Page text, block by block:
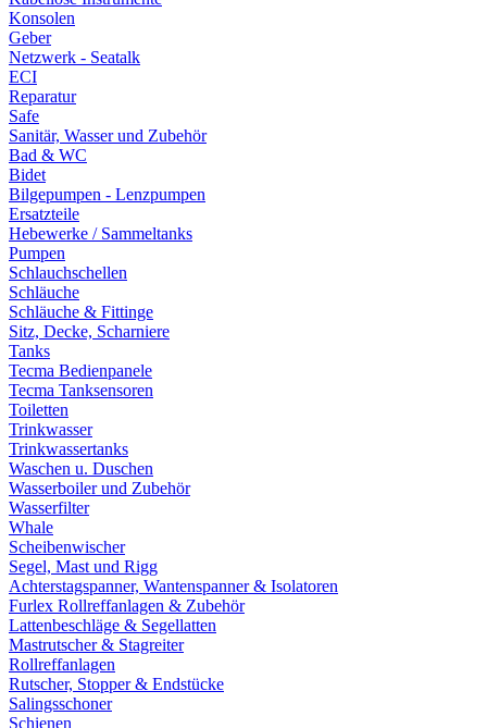
Konsolen
Geber
Netzwerk - Seatalk
ECI
Reparatur
Safe
Sanitär, Wasser und Zubehör
Bad & WC
Bidet
Bilgepumpen - Lenzpumpen
Ersatzteile
Hebewerke / Sammeltanks
Pumpen
Schlauchschellen
Schläuche
Schläuche & Fittinge
Sitz, Decke, Scharniere
Tanks
Tecma Bedienpanele
Tecma Tanksensoren
Toiletten
Trinkwasser
Trinkwassertanks
Waschen u. Duschen
Wasserboiler und Zubehör
Wasserfilter
Whale
Scheibenwischer
Segel, Mast und Rigg
Achterstagspanner, Wantenspanner & Isolatoren
Furlex Rollreffanlagen & Zubehör
Lattenbeschläge & Segellatten
Mastrutscher & Stagreiter
Rollreffanlagen
Rutscher, Stopper & Endstücke
Salingsschoner
Schienen